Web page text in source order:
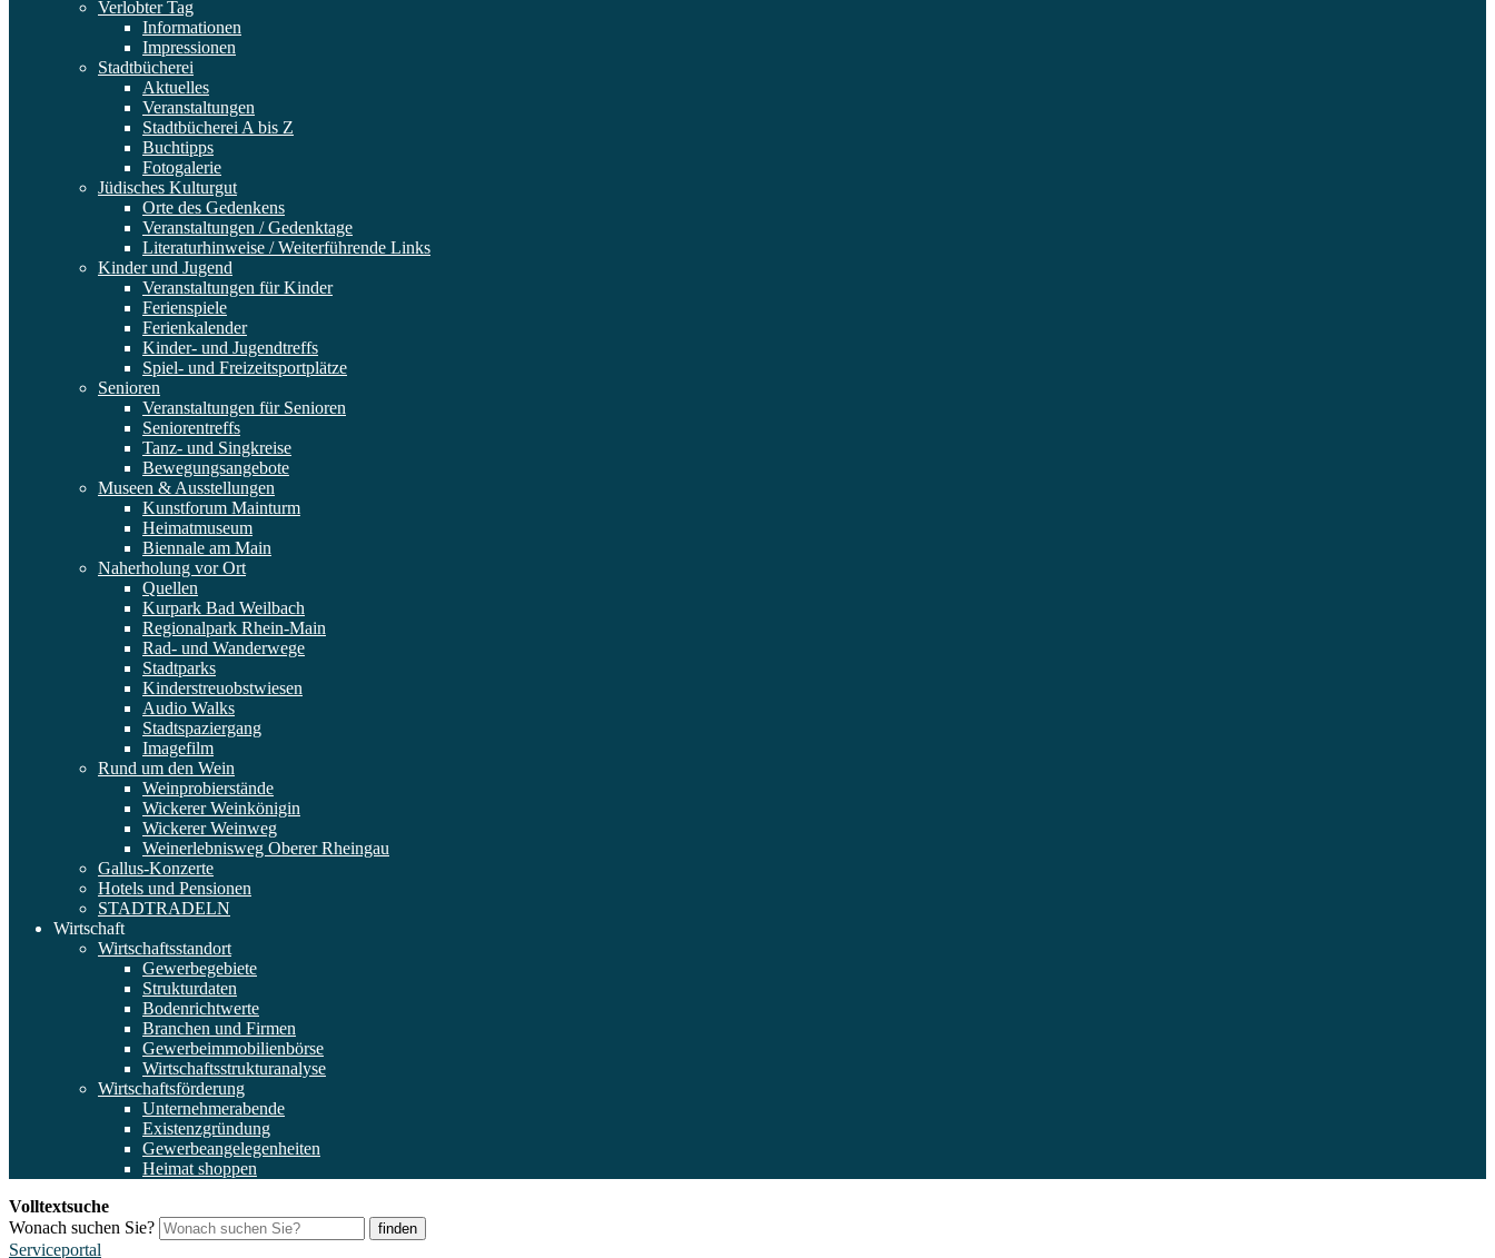
Verlobter Tag
Informationen
Impressionen
Stadtbücherei
Aktuelles
Veranstaltungen
Stadtbücherei A bis Z
Buchtipps
Fotogalerie
Jüdisches Kulturgut
Orte des Gedenkens
Veranstaltungen / Gedenktage
Literaturhinweise / Weiterführende Links
Kinder und Jugend
Veranstaltungen für Kinder
Ferienspiele
Ferienkalender
Kinder- und Jugendtreffs
Spiel- und Freizeitsportplätze
Senioren
Veranstaltungen für Senioren
Seniorentreffs
Tanz- und Singkreise
Bewegungsangebote
Museen & Ausstellungen
Kunstforum Mainturm
Heimatmuseum
Biennale am Main
Naherholung vor Ort
Quellen
Kurpark Bad Weilbach
Regionalpark Rhein-Main
Rad- und Wanderwege
Stadtparks
Kinderstreuobstwiesen
Audio Walks
Stadtspaziergang
Imagefilm
Rund um den Wein
Weinprobierstände
Wickerer Weinkönigin
Wickerer Weinweg
Weinerlebnisweg Oberer Rheingau
Gallus-Konzerte
Hotels und Pensionen
STADTRADELN
Wirtschaft
Wirtschaftsstandort
Gewerbegebiete
Strukturdaten
Bodenrichtwerte
Branchen und Firmen
Gewerbeimmobilienbörse
Wirtschaftsstrukturanalyse
Wirtschaftsförderung
Unternehmerabende
Existenzgründung
Gewerbeangelegenheiten
Heimat shoppen
Volltextsuche
Wonach suchen Sie?
finden
Serviceportal